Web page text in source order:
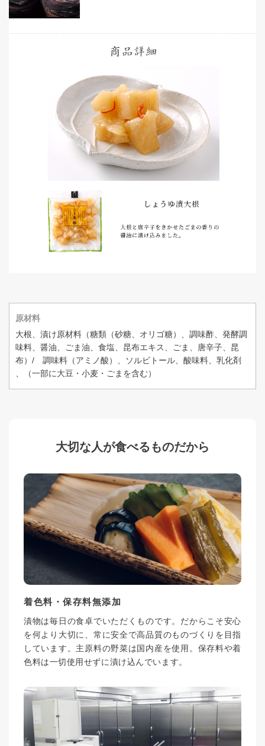
原材料
大根、漬け原材料（糖類（砂糖、オリゴ糖）、調味酢、発酵調
味料、醤油、ごま油、食塩、昆布エキス、ごま、唐辛子、昆
布）/ 調味料（アミノ酸）、ソルビトール、酸味料、乳化剤
、（一部に大豆・小麦・ごまを含む）
大切な人が食べるものだから
着色料・保存料無添加
漬物は毎日の食卓でいただくものです。だからこそ安心
を何より大切に、常に安全で高品質のものづくりを目指
しています。主原料の野菜は国内産を使用。保存料や着
色料は一切使用せずに漬け込んでいます。